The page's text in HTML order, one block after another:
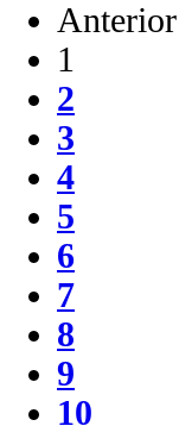
Anterior
1
2
3
4
5
6
7
8
9
10